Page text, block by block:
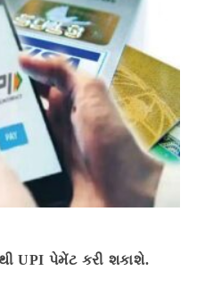
UPI પેમેંટ કરી શકાશે.